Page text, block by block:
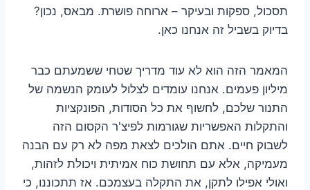
תסכול, ספקות ובעיקר – ארוחה פושרת. מבאס, נכון?
בדיוק בשביל זה אנחנו כאן.
המאמר הזה הוא לא עוד מדריך שטחי ששמעתם כבר
מיליון פעמים. אנחנו עומדים לצלול לעומק הנשמה של
התנור שלכם, לחשוף את כל הסודות, הפונקציות
והתקלות האפשריות שגורמות לפיצ'ר הקסום הזה
לשבוק חיים. אתם הולכים לצאת מפה לא רק עם הבנה
מעמיקה, אלא עם תחושת כוח אמיתית ויכולת לזהות,
ואולי אפילו לתקן, את התקלה בעצמכם. אז תתכוננו, כי